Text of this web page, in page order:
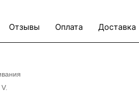
Отзывы Оплата Доставка